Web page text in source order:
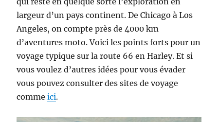
largeur d’un pays continent. De Chicago à Los
Angeles, on compte près de 4000 km
d’aventures moto. Voici les points forts pour un
voyage typique sur la route 66 en Harley. Et si
vous voulez d’autres idées pour vous évader
vous pouvez consulter des sites de voyage
commeici.